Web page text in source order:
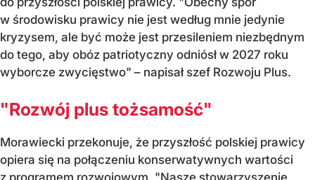
w środowisku prawicy nie jest według mnie jedynie
kryzysem, ale być może jest przesileniem niezbędnym
do tego, aby obóz patriotyczny odniósł w 2027 roku
wyborcze zwycięstwo" – napisał szef Rozwoju Plus.
"Rozwój plus tożsamość"
Morawiecki przekonuje, że przyszłość polskiej prawicy
opiera się na połączeniu konserwatywnych wartości
z programem rozwojowym. "Nasze stowarzyszenie